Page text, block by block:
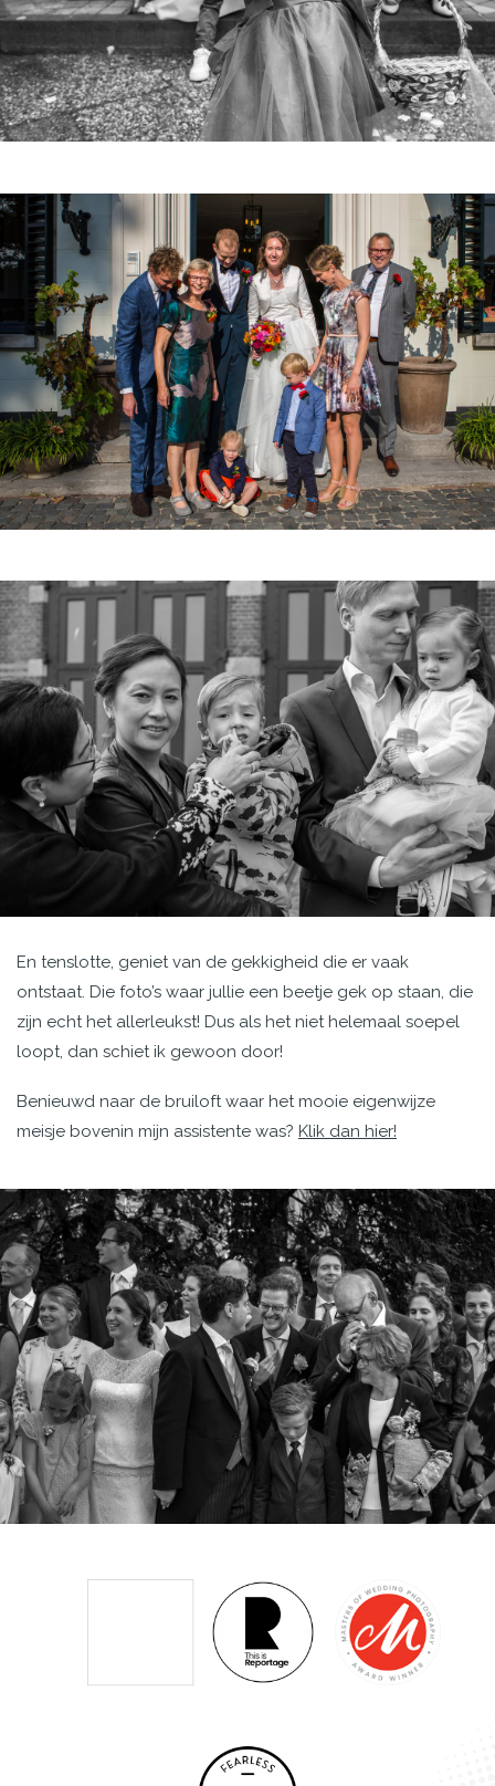
En tenslotte, geniet van de gekkigheid die er vaak
ontstaat. Die foto’s waar jullie een beetje gek op staan, die
zijn echt het allerleukst! Dus als het niet helemaal soepel
loopt, dan schiet ik gewoon door!
Benieuwd naar de bruiloft waar het mooie eigenwijze
meisje bovenin mijn assistente was? Klik dan hier!